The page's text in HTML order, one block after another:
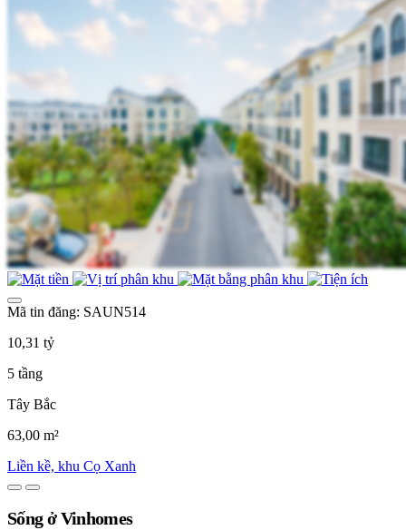
Mã tin đăng: SAUN514
10,31 tỷ
5 tầng
Tây Bắc
63,00 m²
Liền kề, khu Cọ Xanh
Sống ở Vinhomes